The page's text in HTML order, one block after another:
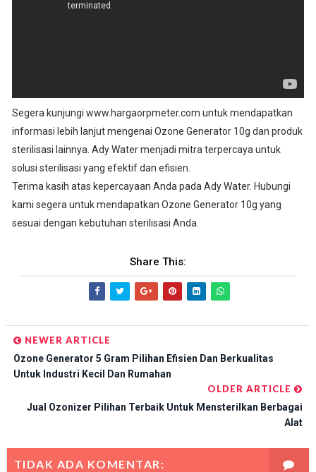
Segera kunjungi www.hargaorpmeter.com untuk mendapatkan
informasi lebih lanjut mengenai Ozone Generator 10g dan produk
sterilisasi lainnya. Ady Water menjadi mitra terpercaya untuk
solusi sterilisasi yang efektif dan efisien.
Terima kasih atas kepercayaan Anda pada Ady Water. Hubungi
kami segera untuk mendapatkan Ozone Generator 10g yang
sesuai dengan kebutuhan sterilisasi Anda.
Share This:
NEWER ARTICLE
Ozone Generator 5 Gram Pilihan Efisien Dan Berkualitas
Untuk Industri Kecil Dan Rumahan
OLDER ARTICLE
Jual Ozonizer Pilihan Terbaik Untuk Mensterilkan Berbagai
Alat
TIDAK ADA KOMENTAR: